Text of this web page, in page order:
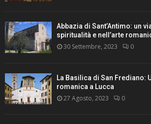
Abbazia di Sant’Antimo: un
spiritualità e nell’arte
30 Settembre, 2023 0
La Basilica di San Frediano:
romanica a Lucca
27 Agosto, 2023 0